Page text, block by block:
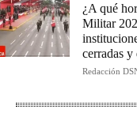
¿A qué
Militar
cerradas y
Redacción